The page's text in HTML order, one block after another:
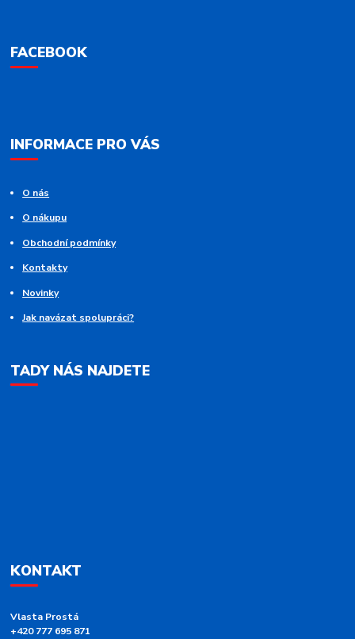
FACEBOOK
INFORMACE PRO VÁS
O nás
O nákupu
Obchodní podmínky
Kontakty
Novinky
Jak navázat spolupráci?
TADY NÁS NAJDETE
KONTAKT
Vlasta Prostá
+420 777 695 871